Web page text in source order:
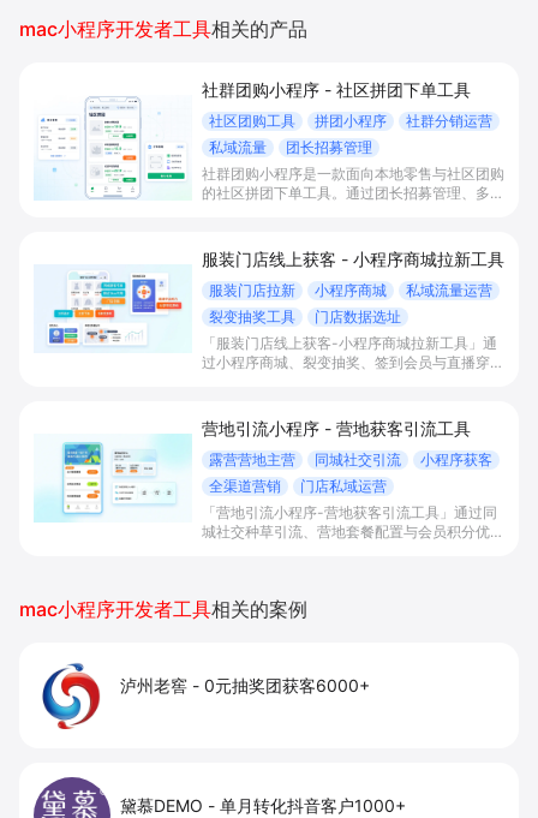
mac小程序开发者工具相关的产品
社群团购小程序 - 社区拼团下单工具
社区团购工具 拼团小程序
社群分销运营
私域流量
团长招募管理
社群团购小程序是一款面向本地零售与社区团购
的社区拼团下单工具。通过团长招募管理、多样
购收益。
服装门店线上获客 - 小程序商城拉新工具
服装门店拉新 小程序商城
私域流量运营
裂变抽奖工具
门店数据选址
「服装门店线上获客-小程序商城拉新工具」通
过小程序商城、裂变抽奖、签到会员与直播穿搭
分析优化选址和本地营销，实现私域沉淀与复购
增长。
营地引流小程序 - 营地获客引流工具
露营营地主营 同城社交引流
小程序获客
全渠道营销
门店私域运营
「营地引流小程序-营地获客引流工具」通过同
城社交种草引流、营地套餐配置与会员积分优惠
mac小程序开发者工具相关的案例
泸州老窖 - 0元抽奖团获客6000+
黛慕DEMO - 单月转化抖音客户1000+